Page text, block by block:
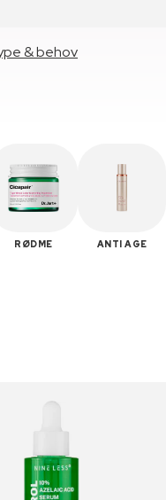
& behov
RØDME ANTI AGE